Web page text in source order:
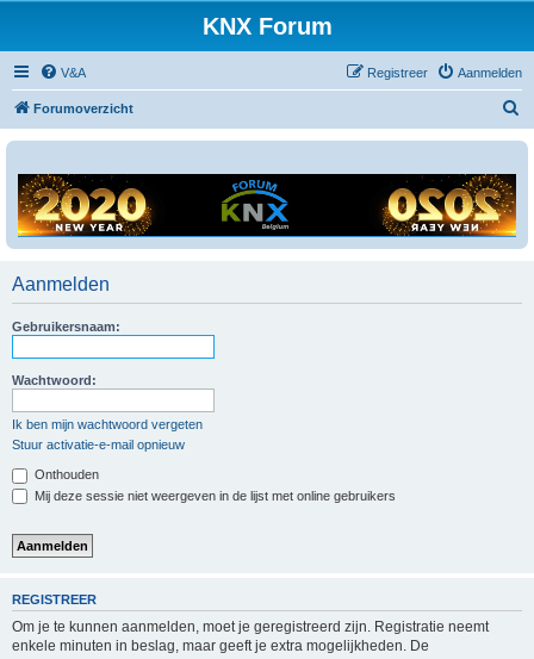
KNX Forum
V&A Aanmelden
Registreer
Forumoverzicht
Aanmelden
Gebruikersnaam:
Wachtwoord:
Ik ben mijn wachtwoord vergeten
Stuur activatie-e-mail opnieuw
Onthouden
Mij deze sessie niet weergeven in de lijst met online gebruikers
REGISTREER
Om je te kunnen aanmelden, moet je geregistreerd zijn. Registratie neemt
enkele minuten in beslag, maar geeft je extra mogelijkheden. De